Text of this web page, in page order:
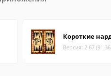
Короткие
Версия: 2.67